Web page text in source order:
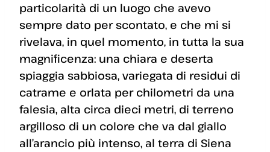
particolarità di un luogo che avevo
sempre dato per scontato, e che mi si
rivelava, in quel momento, in tutta la sua
magnificenza: una chiara e deserta
spiaggia sabbiosa, variegata di residui di
catrame e orlata per chilometri da una
falesia, alta circa dieci metri, di terreno
argilloso di un colore che va dal giallo
all’arancio più intenso, al terra di Siena